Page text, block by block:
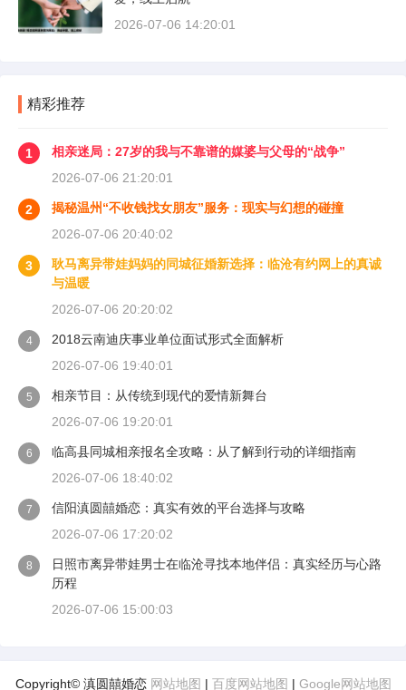
2026-07-06 14:20:01
精彩推荐
1
相亲迷局：27岁的我与不靠谱的媒婆与父母的“战争”
2026-07-06 21:20:01
2
揭秘温州“不收钱找女朋友”服务：现实与幻想的碰撞
2026-07-06 20:40:02
3
耿马离异带娃妈妈的同城征婚新选择：临沧有约网上的真诚
与温暖
2026-07-06 20:20:02
4
2018云南迪庆事业单位面试形式全面解析
2026-07-06 19:40:01
5
相亲节目：从传统到现代的爱情新舞台
2026-07-06 19:20:01
6
临高县同城相亲报名全攻略：从了解到行动的详细指南
2026-07-06 18:40:02
7
信阳滇圆囍婚恋：真实有效的平台选择与攻略
2026-07-06 17:20:02
8
日照市离异带娃男士在临沧寻找本地伴侣：真实经历与心路
历程
2026-07-06 15:00:03
Copyright© 滇圆囍婚恋 网站地图 | 百度网站地图 | Google网站地图